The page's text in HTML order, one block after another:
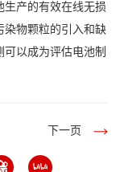
生产的有效在线无损
染物颗粒的引入和缺
以成为评估电池制
下一页